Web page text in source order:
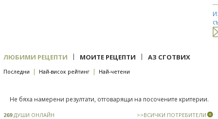
ЛЮБИМИ РЕЦЕПТИ | МОИТЕ РЕЦЕПТИ | АЗ СГОТВИХ
Последни | Най-висок рейтинг | Най-четени
Не бяха намерени резултати, отговарящи на посочените критерии.
269ДУШИ ОНЛАЙН >>ВСИЧКИ ПОТРЕБИТЕЛИ